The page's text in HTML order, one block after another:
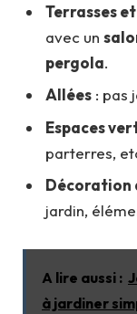
Terrasses
avec un
pergola.
Allées : pas
Espaces
parterres,
Décoration
jardin,
A lire aussi :
à jardiner